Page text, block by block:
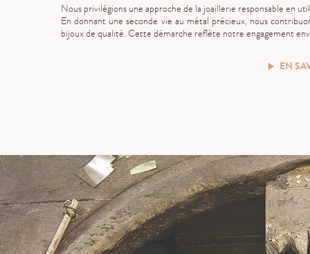
Nous privilégions une approche de la joaillerie responsable en
En donnant une seconde vie au métal précieux, nous
bijoux de qualité. Cette démarche reflète notre engagement
EN